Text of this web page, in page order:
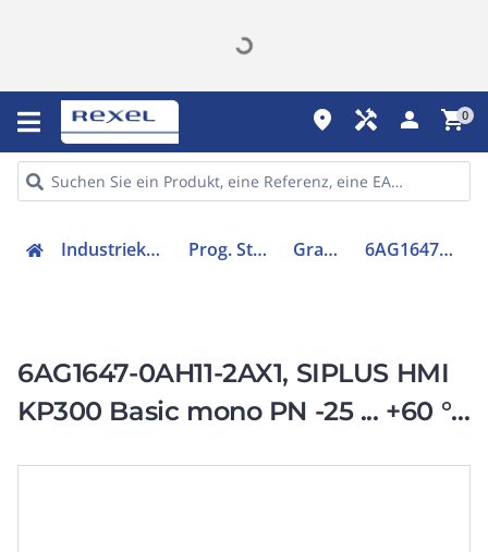
place handyman person shopping_cart0
Industriekomponenten Prog. Steuerungen Grafik-Panel 6AG16470AH112AX1
6AG1647-0AH11-2AX1, SIPLUS HMI
KP300 Basic mono PN -25 ... +60 °C